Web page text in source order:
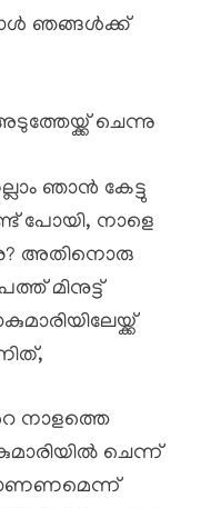
ഞങ്ങൾക്ക്
ചെന്നു
ഞാൻ കേട്ടു
പോയി, നാളെ
അതിനൊരു
മിനുട്ട്
നാളത്തെ
ചെന്ന്